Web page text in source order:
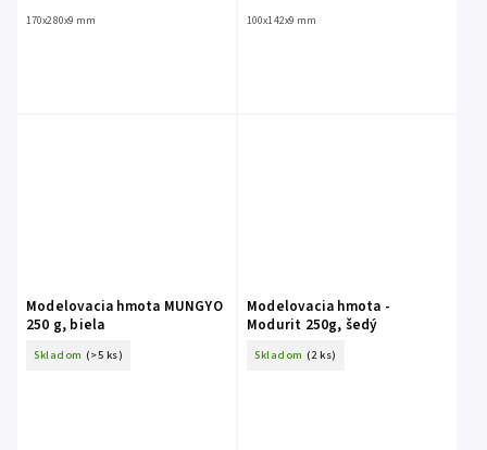
170x280x9 mm 100x142x9 mm
Modelovacia hmota MUNGYO
250 g, biela
Skladom (>5 ks)
Modelovacia hmota -
Modurit 250g, šedý
Skladom (2 ks)